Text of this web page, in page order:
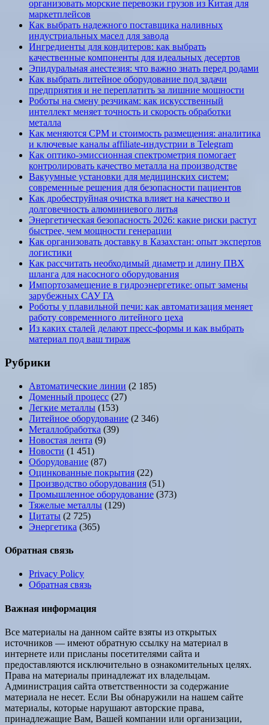
организовать морские перевозки грузов из Китая для
маркетплейсов
Как выбрать надежного поставщика наливных
индустриальных масел для завода
Ингредиенты для кондитеров: как выбрать
качественные компоненты для идеальных десертов
Эпидуральная анестезия: что важно знать перед родами
Как выбрать литейное оборудование под задачи
предприятия и не переплатить за лишние мощности
Роботы на смену резчикам: как искусственный
интеллект меняет точность и скорость обработки
металла
Как меняются CPM и стоимость размещения: аналитика
и ключевые каналы affiliate-индустрии в Telegram
Как оптико-эмиссионная спектрометрия помогает
контролировать качество металла на производстве
Вакуумные установки для медицинских систем:
современные решения для безопасности пациентов
Как дробеструйная очистка влияет на качество и
долговечность алюминиевого литья
Энергетическая безопасность 2026: какие риски растут
быстрее, чем мощности генерации
Как организовать доставку в Казахстан: опыт экспертов
логистики
Как рассчитать необходимый диаметр и длину ПВХ
шланга для насосного оборудования
Импортозамещение в гидроэнергетике: опыт замены
зарубежных САУ ГА
Роботы у плавильной печи: как автоматизация меняет
работу современного литейного цеха
Из каких сталей делают пресс-формы и как выбрать
материал под ваш тираж
Рубрики
Автоматические линии (2 185)
Доменный процесс (27)
Легкие металлы (153)
Литейное оборудование (2 346)
Металлобработка (39)
Новостая лента (9)
Новости (1 451)
Оборудование (87)
Оцинкованные покрытия (22)
Производство оборудования (51)
Промышленное оборудование (373)
Тяжелые металлы (129)
Цитаты (2 725)
Энергетика (365)
Обратная связь
Privacy Policy
Обратная связь
Важная информация
Все материалы на данном сайте взяты из открытых
источников — имеют обратную ссылку на материал в
интернете или присланы посетителями сайта и
предоставляются исключительно в ознакомительных целях.
Права на материалы принадлежат их владельцам.
Администрация сайта ответственности за содержание
материала не несет. Если Вы обнаружили на нашем сайте
материалы, которые нарушают авторские права,
принадлежащие Вам, Вашей компании или организации,